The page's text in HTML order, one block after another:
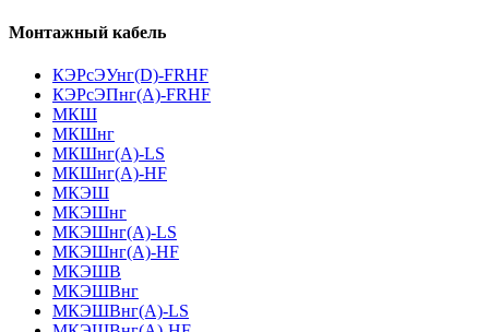
Монтажный кабель
КЭРсЭУнг(D)-FRHF
КЭРсЭПнг(А)-FRHF
МКШ
МКШнг
МКШнг(А)-LS
МКШнг(А)-HF
МКЭШ
МКЭШнг
МКЭШнг(А)-LS
МКЭШнг(А)-HF
МКЭШВ
МКЭШВнг
МКЭШВнг(А)-LS